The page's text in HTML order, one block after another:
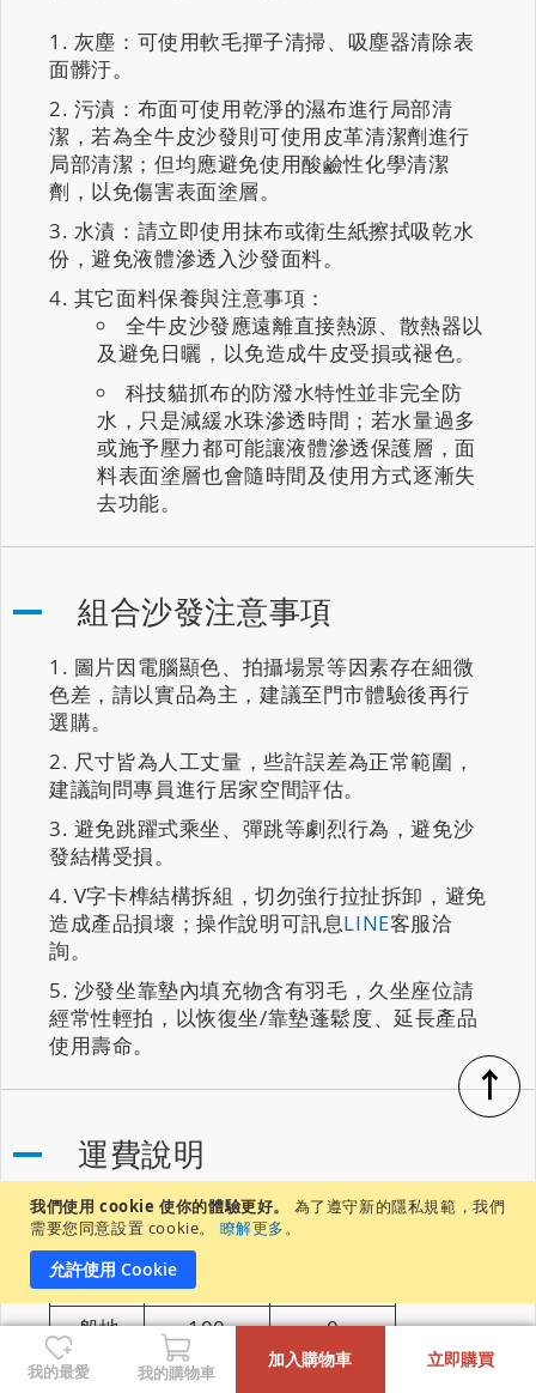
我們使用 cookie 使你的體驗更好。
為了遵守新的隱私規範，我們
需要您同意設置 cookie。
瞭解更多。
允許使用 Cookie
灰塵：可使用軟毛撣子清掃、吸塵器清除表
面髒汙。
污漬：布面可使用乾淨的濕布進行局部清
潔，若為全牛皮沙發則可使用皮革清潔劑進行
局部清潔；但均應避免使用酸鹼性化學清潔
劑，以免傷害表面塗層。
水漬：請立即使用抹布或衛生紙擦拭吸乾水
份，避免液體滲透入沙發面料。
其它面料保養與注意事項：
全牛皮沙發應遠離直接熱源、散熱器以
及避免日曬，以免造成牛皮受損或褪色。
科技貓抓布的防潑水特性並非完全防
水，只是減緩水珠滲透時間；若水量過多
或施予壓力都可能讓液體滲透保護層，面
料表面塗層也會隨時間及使用方式逐漸失
去功能。
組合沙發注意事項
圖片因電腦顯色、拍攝場景等因素存在細微
色差，請以實品為主，建議至門市體驗後再行
選購。
尺寸皆為人工丈量，些許誤差為正常範圍，
建議詢問專員進行居家空間評估。
避免跳躍式乘坐、彈跳等劇烈行為，避免沙
發結構受損。
V字卡榫結構拆組，切勿強行拉扯拆卸，避免
造成產品損壞；操作說明可訊息LINE客服洽
詢。
沙發坐靠墊內填充物含有羽毛，久坐座位請
經常性輕拍，以恢復坐/靠墊蓬鬆度、延長產品
使用壽命。
運費說明
商品結帳
金額未滿
$40,000
商品結帳
一般地
區
100 0
↑
我的最愛 我的購物車
加入購物車 立即購買
+
-